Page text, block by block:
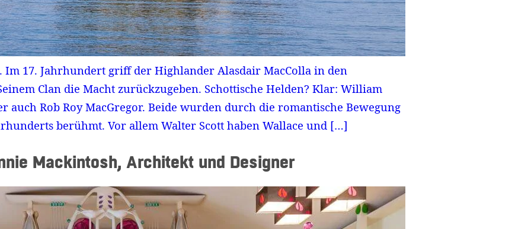
Im 17. Jahrhundert griff der Highlander Alasdair MacColla in den
Clan die Macht zurückzugeben. Schottische Helden? Klar: William
auch Rob Roy MacGregor. Beide wurden durch die romantische Bewegung
berühmt. Vor allem Walter Scott haben Wallace und […]
Mackintosh, Architekt und Designer
Widerrufsformular